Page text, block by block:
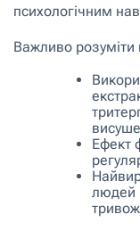
психологічним
Важливо розуміти
Ефект
людей